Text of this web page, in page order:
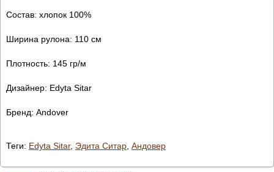
Состав: хлопок 100%
Ширина рулона: 110 см
Плотность: 145 гр/м
Дизайнер: Edyta Sitar
Бренд: Andover
Теги: Edyta Sitar, Эдита Ситар, Андовер